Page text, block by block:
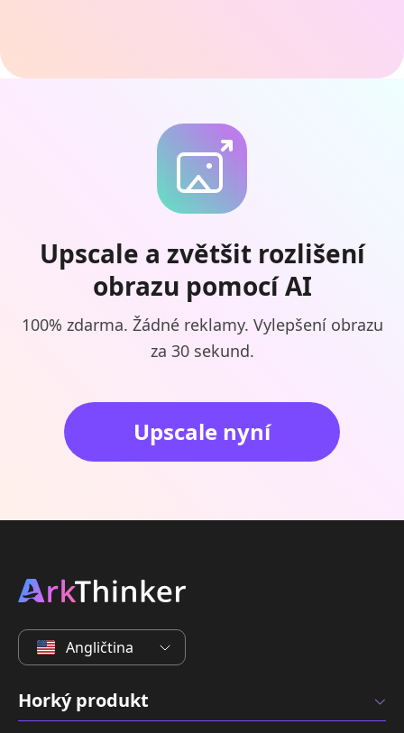
Upscale a zvětšit rozlišení
obrazu pomocí AI
100% zdarma. Žádné reklamy. Vylepšení obrazu
za 30 sekund.
Upscale nyní
Angličtina
Horký produkt